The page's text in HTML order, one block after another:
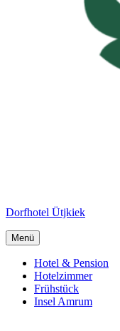
Dorfhotel Ütjkiek
Menü
Hotel & Pension
Hotelzimmer
Frühstück
Insel Amrum